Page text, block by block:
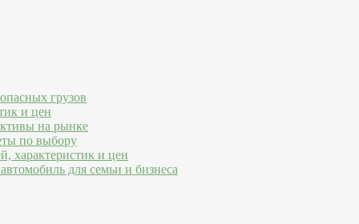
грузов
и цен
на рынке
по выбору
характеристик и цен
для семьи и бизнеса